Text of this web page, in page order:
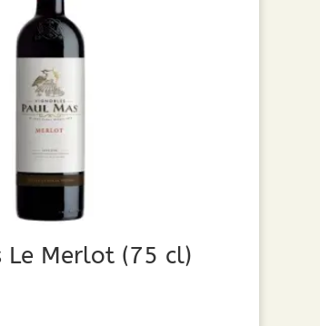
Le Merlot (75 cl)